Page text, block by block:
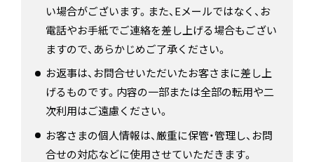
い場合がございます。また、Eメールではなく、お
電話やお手紙でご連絡を差し上げる場合もござい
ますので、あらかじめご了承ください。
お返事は、お問合せいただいたお客さまに差し上
げるものです。内容の一部または全部の転用や二
次利用はご遠慮ください。
お客さまの個人情報は、厳重に保管・管理し、お問
合せの対応などに使用させていただきます。